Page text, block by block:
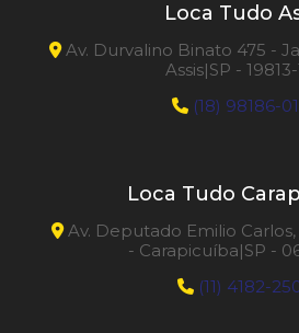
Rosqueadeira de Tubos
Rosqueadeira Portátil
Loca Tudo
Av. Durvalino Binato 475 -
Assis|SP -
(18) 98186-
Loca Tudo
Av. Deputado Emilio Carlos,
- Carapicuíba|SP -
(11) 4182-